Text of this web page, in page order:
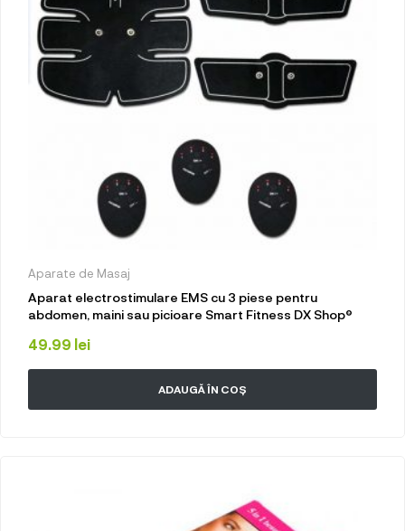
Aparate de Masaj
Aparat electrostimulare EMS cu 3 piese pentru
abdomen, maini sau picioare Smart Fitness DX Shop®
49.99 lei
ADAUGĂ ÎN COȘ